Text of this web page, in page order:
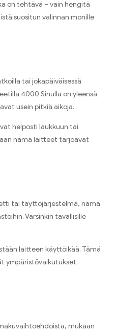
on tehtävä – vain hengitä
suositun valinnan monille
tai jokapäiväisessä
4000 Sinulla on yleensä
usein pitkiä aikoja.
helposti laukkuun tai
nämä laitteet tarjoavat
tai täyttöjärjestelmä, nämä
Varsinkin tavallisille
laitteen käyttöikää. Tämä
ympäristövaikutukset
mukaan